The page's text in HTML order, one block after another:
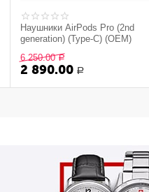
Наушники AirPods Pro (2nd
generation) (Type-C) (OEM)
6 250.00 Р
2 890.00 Р